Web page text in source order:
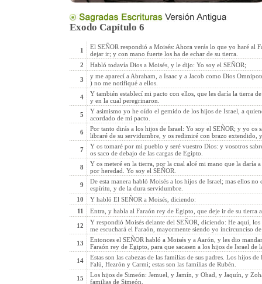
Exodo Capítulo 6
1
El SEÑOR respondió a Moisés: Ahora verás lo que yo haré al
dejar ir; y con mano fuerte los ha de echar de su tierra.
2
Habló todavía Dios a Moisés, y le dijo: Yo soy el SEÑOR;
3
y me aparecí a Abraham, a Isaac y a Jacob como Dios
) no me notifiqué a ellos.
4
Y también establecí mi pacto con ellos, que les daría la tierra
y en la cual peregrinaron.
5
Y asimismo yo he oído el gemido de los hijos de Israel, a
acordado de mi pacto.
6
Por tanto dirás a los hijos de Israel: Yo soy el SEÑOR; y yo os
libraré de su servidumbre, y os redimiré con brazo extendido,
7
Y os tomaré por mi pueblo y seré vuestro Dios: y vosotros
os saco de debajo de las cargas de Egipto.
8
Y os meteré en la tierra, por la cual alcé mi mano que la daría
por heredad. Yo soy el SEÑOR.
9
De esta manera habló Moisés a los hijos de Israel; mas ellos no
espíritu, y de la dura servidumbre.
10
Y habló El SEÑOR a Moisés, diciendo:
11
Entra, y habla al Faraón rey de Egipto, que deje ir de su tierra
12
Y respondió Moisés delante del SEÑOR, diciendo: He aquí,
me escuchará el Faraón, mayormente siendo yo incircunciso
13
Entonces el SEÑOR habló a Moisés y a Aarón, y les dio
Faraón rey de Egipto, para que sacasen a los hijos de Israel de
14
Estas son las cabezas de las familias de sus padres. Los hijos
Falú, Hezrón y Carmi; estas son las familias de Rubén.
15
Los hijos de Simeón: Jemuel, y Jamín, y Ohad, y Jaquín, y
familias de Simeón.